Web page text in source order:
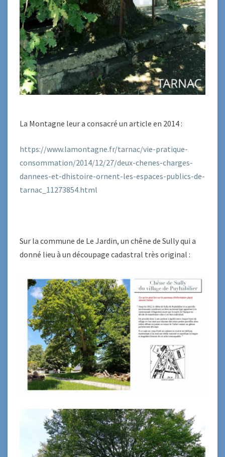
La Montagne leur a consacré un article en 2014 :
https://www.lamontagne.fr/tarnac/vie-pratique-
consommation/2014/12/27/deux-chenes-charges-
dannees-et-dhistoire-ornent-les-espaces-publics-de-
tarnac_11273854.html
Sur la commune de Le Jardin, un chêne de Sully qui a
donné lieu à un découpage cadastral très original :